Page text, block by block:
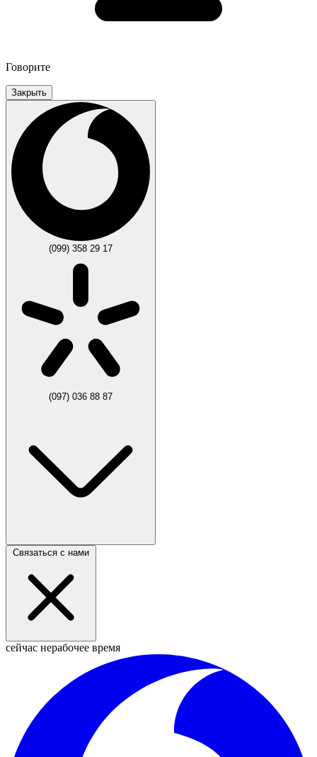
Говорите
Закрыть
(099) 358 29 17
(097) 036 88 87
Связаться с нами
сейчас нерабочее время